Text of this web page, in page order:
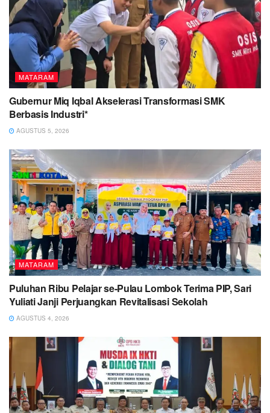
MATARAM
Gubernur Miq Iqbal Akselerasi Transformasi SMK
Berbasis Industri*
AGUSTUS 5, 2026
MATARAM
Puluhan Ribu Pelajar se-Pulau Lombok Terima PIP, Sari
Yuliati Janji Perjuangkan Revitalisasi Sekolah
AGUSTUS 4, 2026